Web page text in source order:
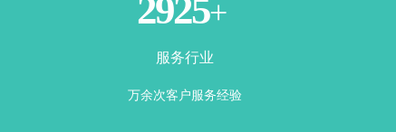
3500+
服务行业
万余次客户服务经验